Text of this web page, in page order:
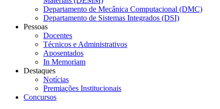
Departamento de Mecânica Computacional (DMC)
Departamento de Sistemas Integrados (DSI)
Pessoas
Docentes
Técnicos e Administrativos
Aposentados
In Memoriam
Destaques
Notícias
Premiações Institucionais
Concursos